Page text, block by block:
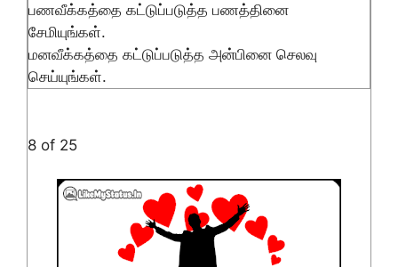
பணவீக்கத்தை கட்டுப்படுத்த பணத்தினை
சேமியுங்கள்.
மனவீக்கத்தை கட்டுப்படுத்த அன்பினை செலவு
செய்யுங்கள்.
8 of 25